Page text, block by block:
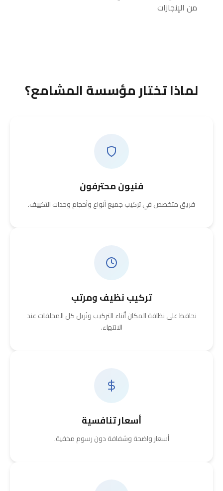
من الإنجازات
لماذا تختار مؤسسة المشامع؟
فنيون محترفون
فريق متخصص في تركيب جميع أنواع وأحجام وحدات التكييف.
تركيب نظيف ومرتب
نحافظ على نظافة المكان أثناء التركيب ونُزيل كل المخلفات عند
الانتهاء.
أسعار تنافسية
أسعار واضحة وشفافة دون رسوم مخفية.